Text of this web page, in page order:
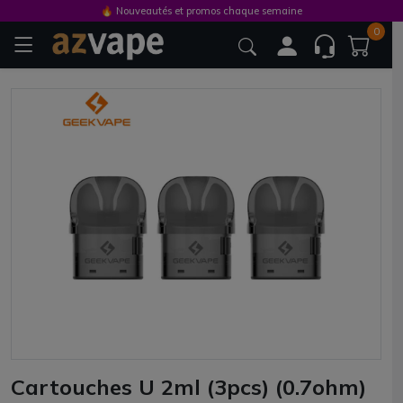
0
Cartouches U 2ml (3pcs) (0.7ohm)
🔥 Nouveautés et promos chaque semaine